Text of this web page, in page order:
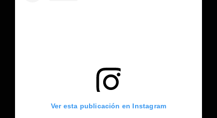
Ver esta publicación en Instagram